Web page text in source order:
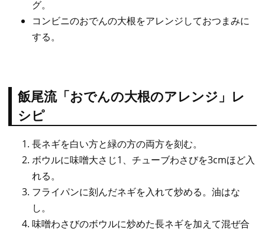
グ。
コンビニのおでんの大根をアレンジしておつまみに
する。
飯尾流「おでんの大根のアレンジ」レ
シピ
長ネギを白い方と緑の方の両方を刻む。
ボウルに味噌大さじ1、チューブわさびを3cmほど入
れる。
フライパンに刻んだネギを入れて炒める。油はな
し。
味噌わさびのボウルに炒めた長ネギを加えて混ぜ合